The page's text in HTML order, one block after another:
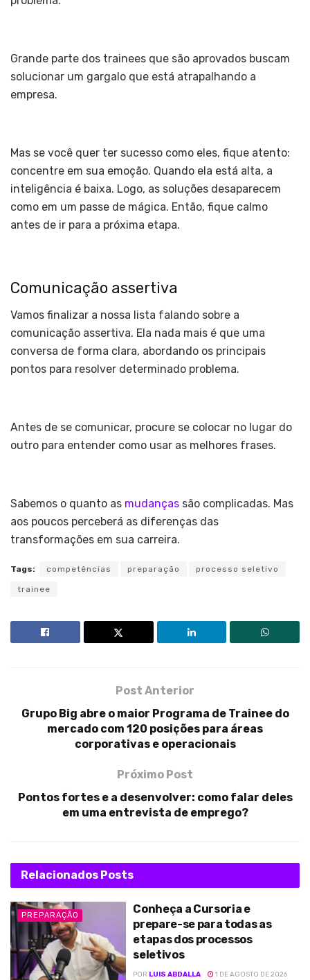
Grande parte dos trainees que são aprovados buscam
solucionar um gargalo que está atrapalhando a
empresa.
Mas se você quer ter sucesso como eles, fique atento:
concentre em sua emoção. Quando ela está alta, a
inteligência é baixa. Logo, as soluções desaparecem
como em um passe de mágica. Então, fique calmo
antes de ir para a próxima etapa.
Comunicação assertiva
Vamos finalizar a nossa lista falando sobre a
comunicação assertiva. Ela nada mais é que uma
conversa de forma clara, abordando os principais
pontos para resolver determinado problema.
Antes de se comunicar, procure se colocar no lugar do
outro para entender como usar as melhores frases.
Sabemos o quanto as mudanças são complicadas. Mas
aos poucos perceberá as diferenças das
transformações em sua carreira.
Tags: competências preparação processo seletivo
trainee
Post Anterior
Grupo Big abre o maior Programa de Trainee do
mercado com 120 posições para áreas
corporativas e operacionais
Próximo Post
Pontos fortes e a desenvolver: como falar deles
em uma entrevista de emprego?
Relacionados Posts
PREPARAÇÃO
Conheça a Cursoria e
prepare-se para todas as
etapas dos processos
seletivos
POR LUIS ABDALLA 1 DE AGOSTO DE 2026